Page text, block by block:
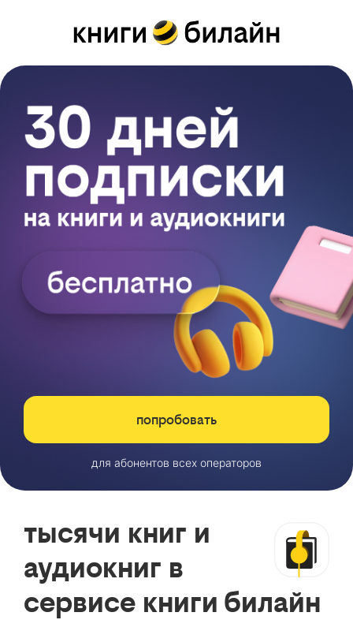
попробовать
для абонентов всех операторов
тысячи книг и
аудиокниг в
сервисе книги билайн